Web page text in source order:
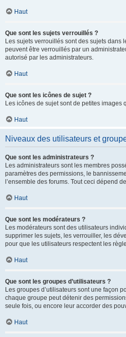
Haut
Que sont les sujets verrouillés ?
Les sujets verrouillés sont des sujets
peuvent être verrouillés par un
autorisé par les administrateurs.
Haut
Que sont les icônes de sujet ?
Les icônes de sujet sont de petites images
Haut
Niveaux des utilisateurs et
Que sont les administrateurs ?
Les administrateurs sont les membres
paramètres des permissions, le
l’ensemble des forums. Tout ceci dépend
Haut
Que sont les modérateurs ?
Les modérateurs sont des utilisateurs
supprimer les sujets, les verrouiller, les
pour que les utilisateurs respectent les
Haut
Que sont les groupes d’utilisateurs ?
Les groupes d’utilisateurs sont une façon
chaque groupe peut détenir des
seule fois, ou encore leur accorder des
Haut